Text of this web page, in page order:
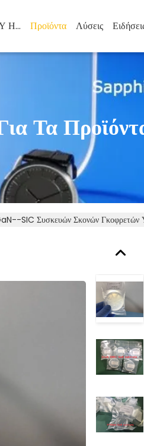
ΠΕΡΙΠΟΥ ΗΠΑ Προϊόντα Λύσεις
Τα
SIC Συσκευών Σκονών